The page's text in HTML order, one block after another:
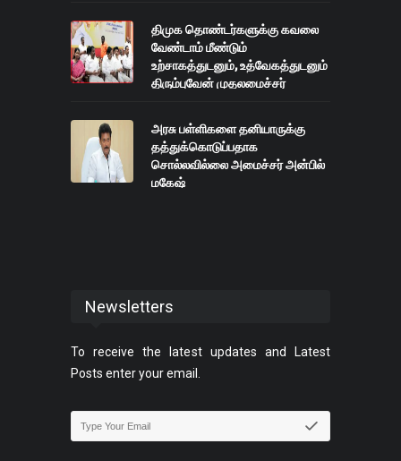
திமுக தொண்டர்களுக்கு கவலை
வேண்டாம் மீண்டும்
உற்சாகத்துடனும், உத்வேகத்துடனும்
திரும்புவேன் முதலமைச்சர்
அரசு பள்ளிகளை தனியாருக்கு
தத்துக்கொடுப்பதாக
சொல்லவில்லை அமைச்சர் அன்பில்
மகேஷ்
Newsletters
To receive the latest updates and Latest
Posts enter your email.